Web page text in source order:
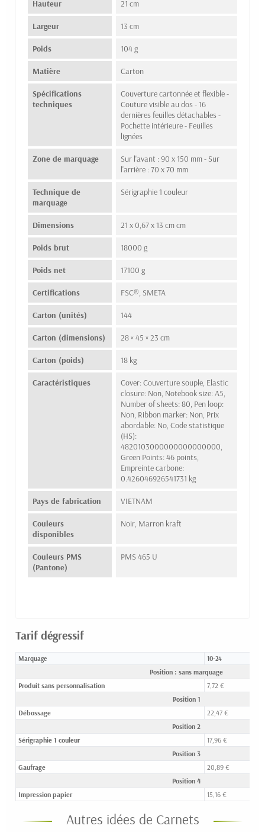
Hauteur 21 cm
Largeur 13 cm
Poids 104 g
Matière Carton
Spécifications
techniques
Couverture cartonnée et flexible -
Couture visible au dos - 16
dernières feuilles détachables -
Pochette intérieure - Feuilles
lignées
Zone de marquage
Sur l'avant : 90 x 150 mm - Sur
l'arrière : 70 x 70 mm
Technique de
marquage
Sérigraphie 1 couleur
Dimensions 21 x 0,67 x 13 cm cm
Poids brut 18000 g
Poids net 17100 g
Certifications FSC®, SMETA
Carton (unités) 144
Carton (dimensions) 28 × 45 × 23 cm
Carton (poids) 18 kg
Caractéristiques
Cover: Couverture souple, Elastic
closure: Non, Notebook size: A5,
Number of sheets: 80, Pen loop:
Non, Ribbon marker: Non, Prix
abordable: No, Code statistique
(HS):
4820103000000000000000,
Green Points: 46 points,
Empreinte carbone:
0.426046926541731 kg
Pays de fabrication VIETNAM
Couleurs
disponibles
Noir, Marron kraft
Couleurs PMS
(Pantone)
PMS 465 U
Tarif dégressif
Marquage 10-24
Position : sans marquage
Produit sans personnalisation
7,72 €
Position 1
Débossage
22,47 €
Position 2
Sérigraphie 1 couleur
17,96 €
Position 3
Gaufrage
20,89 €
Position 4
Impression papier
15,16 €
Autres idées de Carnets